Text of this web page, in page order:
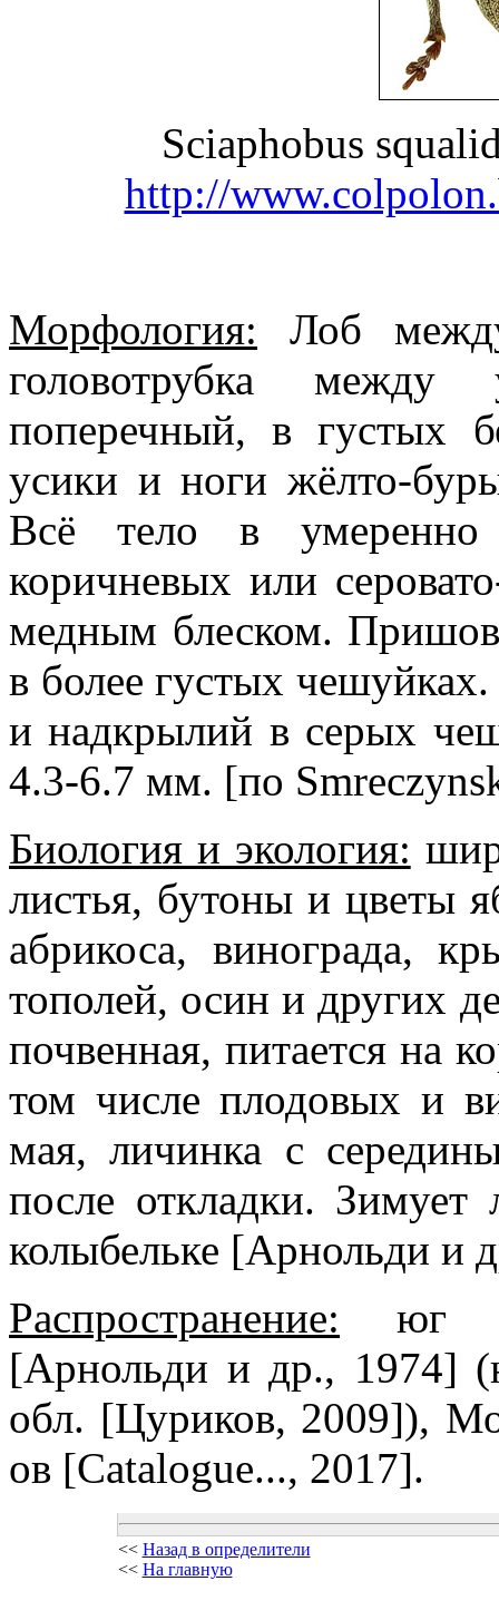
Sciaphobus
http://
Морфология: Лоб
головотрубка
поперечный, в густых
усики и ноги жёлто-
Всё тело в умеренно
коричневых или
медным блеском.
в более густых
и надкрылий в серых
4.3-6.7 мм. [по
Биология и экология:
листья, бутоны и цветы
абрикоса, винограда,
тополей, осин и других
почвенная, питается на
том числе плодовых и
мая, личинка с
после откладки.
колыбельке [Арнольди и
Распространение: юг
[Арнольди и др., 1974]
обл. [Цуриков, 2009]),
ов [Catalogue..., 2017].
<< Назад в определители
<< На главную